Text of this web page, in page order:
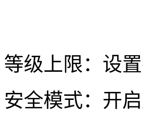
等级上限：设
安全模式：开